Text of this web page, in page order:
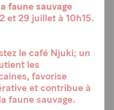
faune sauvage
et 29 juillet à 10h15.
le café Njuki; un
les
favorise
et contribue à
faune sauvage.